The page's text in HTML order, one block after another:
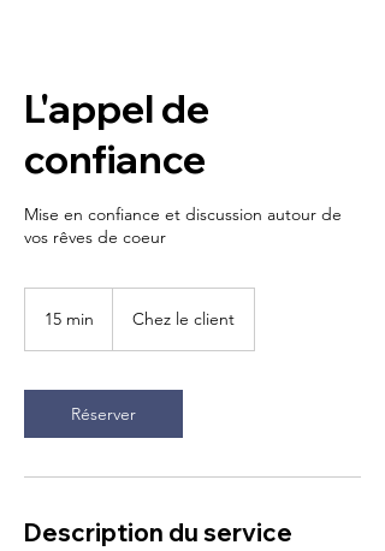
L'appel de
confiance
Mise en confiance et discussion autour de
vos rêves de coeur
15 min
i
n
Chez le client
Réserver
Description du service